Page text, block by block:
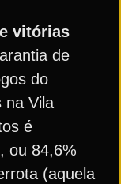
vitórias
de
do
na Vila
é
ou 84,6%
(aquela